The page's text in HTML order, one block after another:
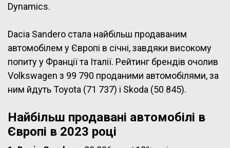
Dynamics.
Dacia Sandero стала найбільш продаваним
автомобілем у Європі в січні, завдяки високому
попиту у Франції та Італії. Рейтинг брендів очолив
Volkswagen з 99 790 проданими автомобілями, за
ним йдуть Toyota (71 737) і Skoda (50 845).
Найбільш продавані автомобілі в
Європі в 2023 році